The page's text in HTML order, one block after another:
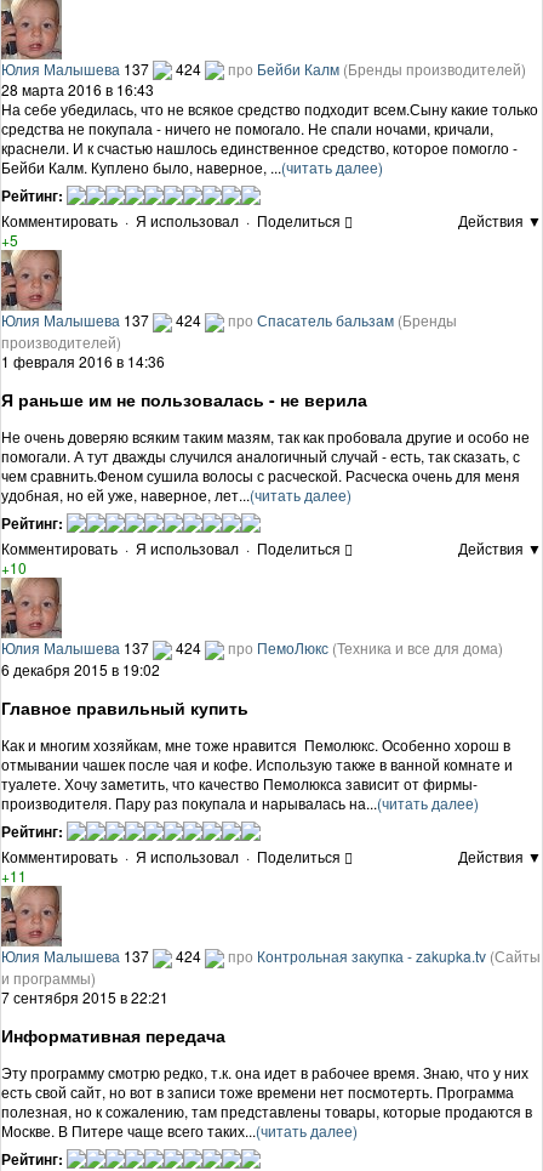
Юлия Малышева 137 424 про Бейби Калм (Бренды производителей)
28 марта 2016 в 16:43
На себе убедилась, что не всякое средство подходит всем.Сыну какие только
средства не покупала - ничего не помогало. Не спали ночами, кричали,
краснели. И к счастью нашлось единственное средство, которое помогло -
Бейби Калм. Куплено было, наверное, ...(читать далее)
Рейтинг:
Комментировать · Я использовал · Поделиться
Действия ▼
+5
Юлия Малышева 137 424 про Спасатель бальзам (Бренды
производителей)
1 февраля 2016 в 14:36
Я раньше им не пользовалась - не верила
Не очень доверяю всяким таким мазям, так как пробовала другие и особо не
помогали. А тут дважды случился аналогичный случай - есть, так сказать, с
чем сравнить.Феном сушила волосы с расческой. Расческа очень для меня
удобная, но ей уже, наверное, лет...(читать далее)
Рейтинг:
Комментировать · Я использовал · Поделиться
Действия ▼
+10
Юлия Малышева 137 424 про ПемоЛюкс (Техника и все для дома)
6 декабря 2015 в 19:02
Главное правильный купить
Как и многим хозяйкам, мне тоже нравится Пемолюкс. Особенно хорош в
отмывании чашек после чая и кофе. Использую также в ванной комнате и
туалете. Хочу заметить, что качество Пемолюкса зависит от фирмы-
производителя. Пару раз покупала и нарывалась на...(читать далее)
Рейтинг:
Комментировать · Я использовал · Поделиться
Действия ▼
+11
Юлия Малышева 137 424 про Контрольная закупка - zakupka.tv (Сайты
и программы)
7 сентября 2015 в 22:21
Информативная передача
Эту программу смотрю редко, т.к. она идет в рабочее время. Знаю, что у них
есть свой сайт, но вот в записи тоже времени нет посмотерть. Программа
полезная, но к сожалению, там представлены товары, которые продаются в
Москве. В Питере чаще всего таких...(читать далее)
Рейтинг: